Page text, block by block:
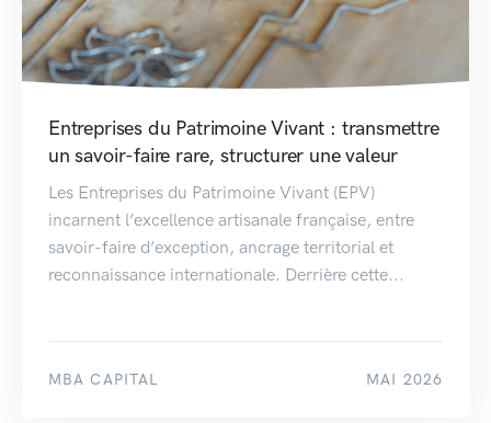
Entreprises du Patrimoine Vivant : transmettre
un savoir-faire rare, structurer une valeur
Les Entreprises du Patrimoine Vivant (EPV)
incarnent l’excellence artisanale française, entre
savoir-faire d’exception, ancrage territorial et
reconnaissance internationale. Derrière cette...
MBA CAPITAL MAI 2026